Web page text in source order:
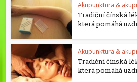
Akupunktura &
Tradiční čínská
která pomáhá
Akupunktura &
Tradiční čínská
která pomáhá